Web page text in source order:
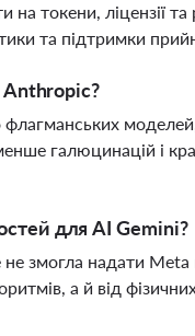
токени, ліцензії
та підтримки
Anthropic?
флагманських
галюцинацій і
для AI Gemini?
змогла надати Meta
а й від фізичних